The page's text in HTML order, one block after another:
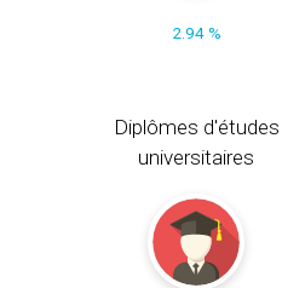
2.94 %
Diplômes d'études
universitaires